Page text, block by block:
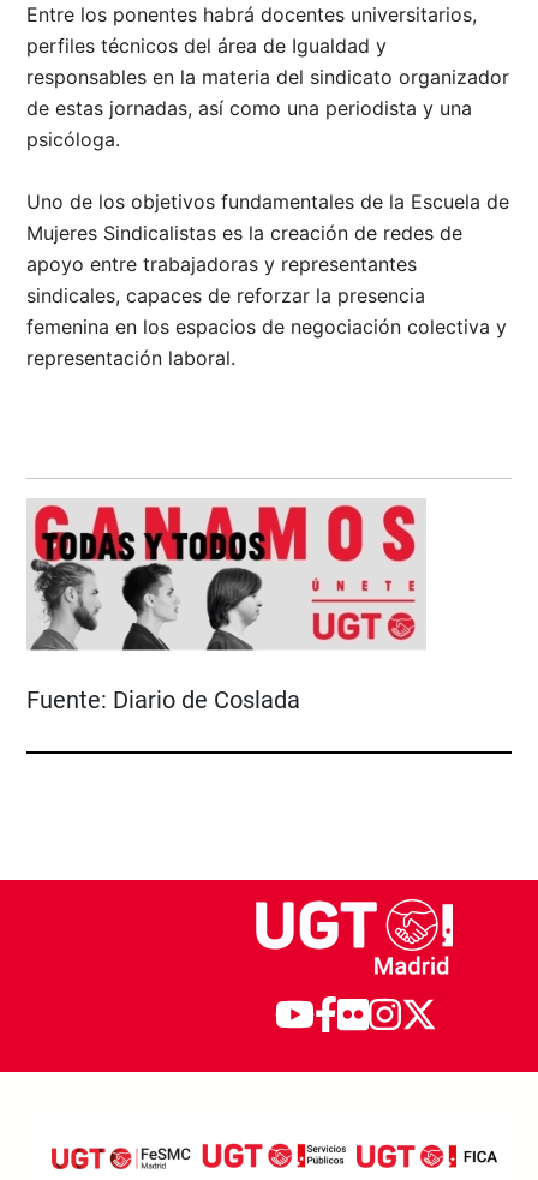
Entre los ponentes habrá docentes universitarios,
perfiles técnicos del área de Igualdad y
responsables en la materia del sindicato organizador
de estas jornadas, así como una periodista y una
psicóloga.
Uno de los objetivos fundamentales de la Escuela de
Mujeres Sindicalistas es la creación de redes de
apoyo entre trabajadoras y representantes
sindicales, capaces de reforzar la presencia
femenina en los espacios de negociación colectiva y
representación laboral.
Fuente: Diario de Coslada